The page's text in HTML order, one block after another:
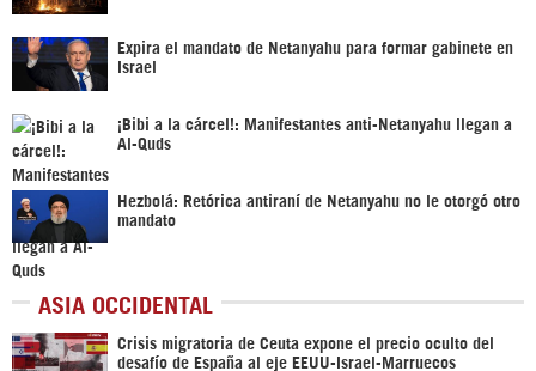
Expira el mandato de Netanyahu para formar gabinete en
Israel
¡Bibi a la cárcel!: Manifestantes anti-Netanyahu llegan a
Al-Quds
Hezbolá: Retórica antiraní de Netanyahu no le otorgó otro
mandato
ASIA OCCIDENTAL
Crisis migratoria de Ceuta expone el precio oculto del
desafío de España al eje EEUU-Israel-Marruecos